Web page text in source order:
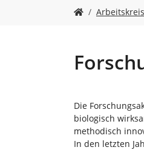
i
n
i
e
r
:
Die
biologisch
methodisch
In den letzten